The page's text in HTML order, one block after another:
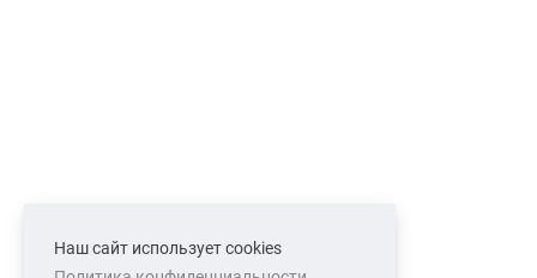
Наш сайт использует cookies